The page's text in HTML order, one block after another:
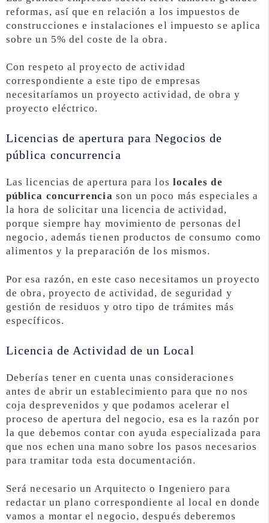
reformas, así que en relación a los impuestos de
construcciones e instalaciones el impuesto se aplica
sobre un 5% del coste de la obra.
Con respeto al proyecto de actividad
correspondiente a este tipo de empresas
necesitaríamos un proyecto actividad, de obra y
proyecto eléctrico.
Licencias de apertura para Negocios de
pública concurrencia
Las licencias de apertura para los locales de
pública concurrencia son un poco más especiales a
la hora de solicitar una licencia de actividad,
porque siempre hay movimiento de personas del
negocio, además tienen productos de consumo como
alimentos y la preparación de los mismos.
Por esa razón, en este caso necesitamos un proyecto
de obra, proyecto de actividad, de seguridad y
gestión de residuos y otro tipo de trámites más
específicos.
Licencia de Actividad de un Local
Deberías tener en cuenta unas consideraciones
antes de abrir un establecimiento para que no nos
coja desprevenidos y que podamos acelerar el
proceso de apertura del negocio, esa es la razón por
la que debemos contar con ayuda especializada para
que nos echen una mano sobre los pasos necesarios
para tramitar toda esta documentación.
Será necesario un Arquitecto o Ingeniero para
redactar un plano correspondiente al local en donde
vamos a montar el negocio, después deberemos